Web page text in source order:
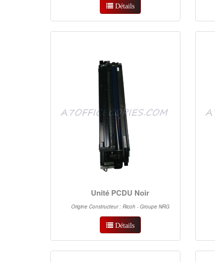
Détails
Unité PCDU Noir
Origine Constructeur : Ricoh - Groupe NRG
Détails